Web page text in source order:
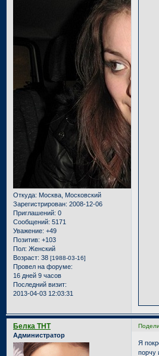
Откуда: Москва, Московский
Зарегистрирован: 2008-12-06
Приглашений: 0
Сообщений: 5171
Уважение: +49
Позитив: +103
Пол: Женский
Возраст: 38 [1988-03-16]
Провел на форуме:
16 дней 9 часов
Последний визит:
2013-04-03 12:03:31
Белка ТНТ
Администратор
Я
порчу